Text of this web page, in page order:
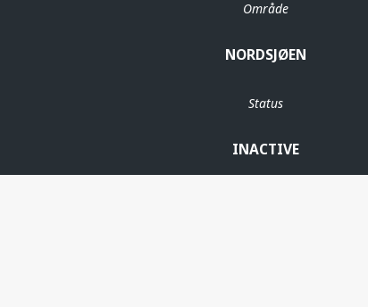
Område
NORDSJØEN
Status
INACTIVE